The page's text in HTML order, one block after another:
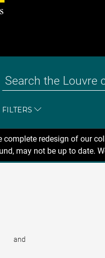
FILTERS
complete redesign of our
may not be up to date.
and